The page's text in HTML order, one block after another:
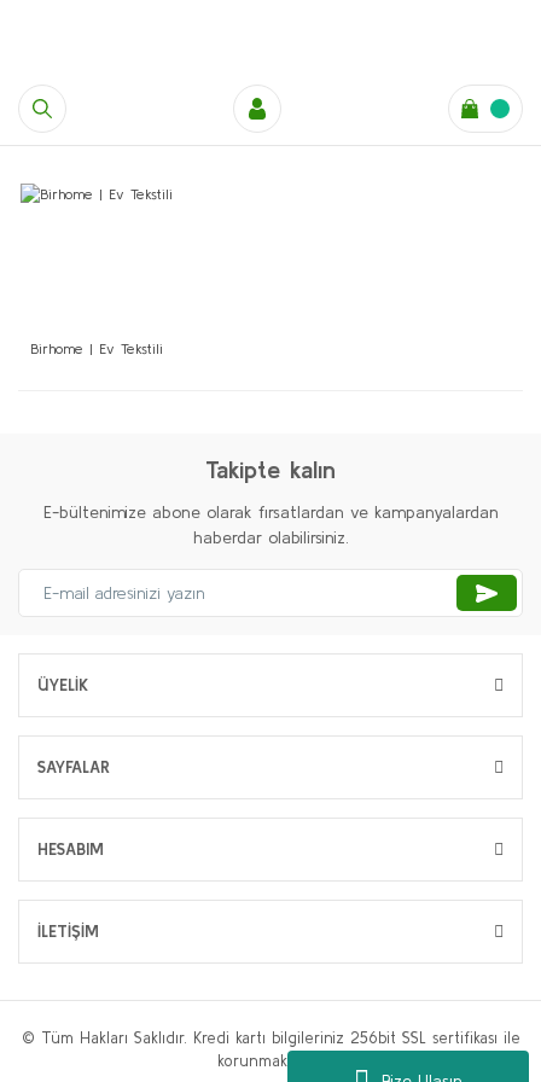
Birhome | Ev Tekstili
Takipte kalın
E-bültenimize abone olarak fırsatlardan ve kampanyalardan
haberdar olabilirsiniz.
ÜYELİK
SAYFALAR
HESABIM
İLETİŞİM
© Tüm Hakları Saklıdır. Kredi kartı bilgileriniz 256bit SSL sertifikası ile
korunmaktadır.